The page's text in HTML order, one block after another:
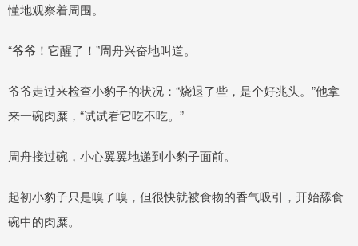
懂地观察着周围。
“爷爷！它醒了！”周舟兴奋地叫道。
爷爷走过来检查小豹子的状况：“烧退了些，是个好兆头。”他拿
来一碗肉糜，“试试看它吃不吃。”
周舟接过碗，小心翼翼地递到小豹子面前。
起初小豹子只是嗅了嗅，但很快就被食物的香气吸引，开始舔食
碗中的肉糜。